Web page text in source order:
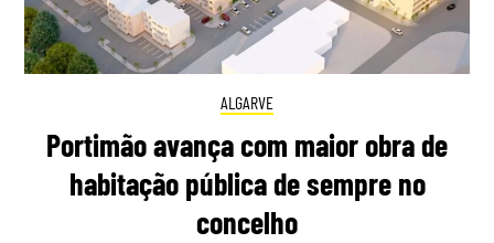
ALGARVE
Portimão avança com maior obra de
habitação pública de sempre no
concelho